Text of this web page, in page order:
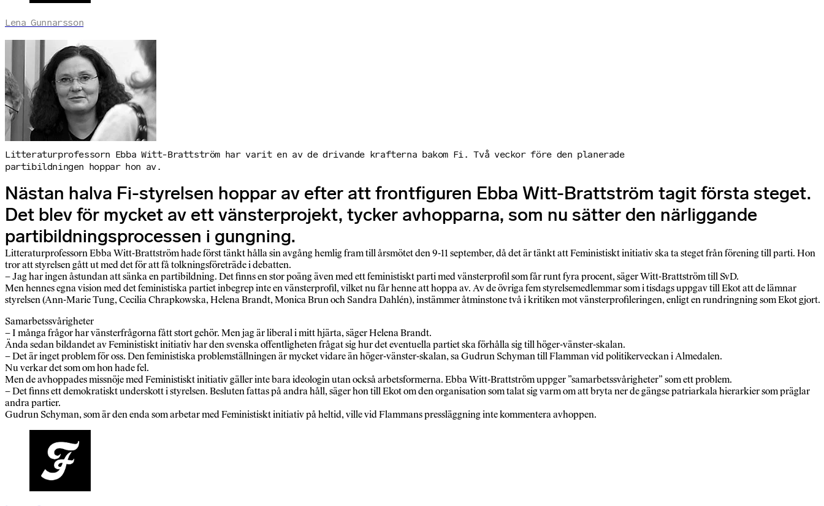
Lena Gunnarsson
Litteraturprofessorn Ebba Witt-Brattström har varit en av de drivande krafterna bakom Fi. Två veckor före den planerade
partibildningen hoppar hon av.
Nästan halva Fi-styrelsen hoppar av efter att frontfiguren Ebba Witt-Brattström tagit första steget.
Det blev för mycket av ett vänsterprojekt, tycker avhopparna, som nu sätter den närliggande
partibildningsprocessen i gungning.
Litteraturprofessorn Ebba Witt-Brattström hade först tänkt hålla sin avgång hemlig fram till årsmötet den 9-11 september, då det är tänkt att Feministiskt initiativ ska ta steget från förening till parti. Hon
tror att styrelsen gått ut med det för att få tolkningsföreträde i debatten.
– Jag har ingen åstundan att sänka en partibildning. Det finns en stor poäng även med ett feministiskt parti med vänsterprofil som får runt fyra procent, säger Witt-Brattström till SvD.
Men hennes egna vision med det feministiska partiet inbegrep inte en vänsterprofil, vilket nu får henne att hoppa av. Av de övriga fem styrelsemedlemmar som i tisdags uppgav till Ekot att de lämnar
styrelsen (Ann-Marie Tung, Cecilia Chrapkowska, Helena Brandt, Monica Brun och Sandra Dahlén), instämmer åtminstone två i kritiken mot vänsterprofileringen, enligt en rundringning som Ekot gjort.
Samarbetssvårigheter
– I många frågor har vänsterfrågorna fått stort gehör. Men jag är liberal i mitt hjärta, säger Helena Brandt.
Ända sedan bildandet av Feministiskt initiativ har den svenska offentligheten frågat sig hur det eventuella partiet ska förhålla sig till höger-vänster-skalan.
– Det är inget problem för oss. Den feministiska problemställningen är mycket vidare än höger-vänster-skalan, sa Gudrun Schyman till Flamman vid politikerveckan i Almedalen.
Nu verkar det som om hon hade fel.
Men de avhoppades missnöje med Feministiskt initiativ gäller inte bara ideologin utan också arbetsformerna. Ebba Witt-Brattström uppger ”samarbetssvårigheter” som ett problem.
– Det finns ett demokratiskt underskott i styrelsen. Besluten fattas på andra håll, säger hon till Ekot om den organisation som talat sig varm om att bryta ner de gängse patriarkala hierarkier som präglar
andra partier.
Gudrun Schyman, som är den enda som arbetar med Feministiskt initiativ på heltid, ville vid Flammans pressläggning inte kommentera avhoppen.